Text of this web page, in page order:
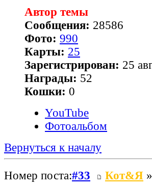
Автор темы
Сообщения: 28586
Фото: 990
Карты: 25
Зарегистрирован: 25
Награды: 52
Кошки: 0
YouTube
Фотоальбом
Вернуться к началу
Номер поста:#33 Кот&Я